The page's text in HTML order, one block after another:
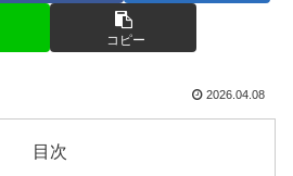
コピー
2026.04.08
目次